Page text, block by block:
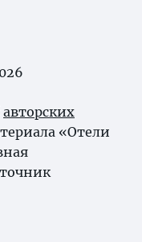
авторских
«Отели